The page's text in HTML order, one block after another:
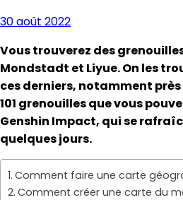
30 août 2022
Vous trouverez des
Mondstadt et Liyue. On les
ces derniers, notamment près
101 grenouilles que vous
Genshin Impact, qui se
quelques jours.
Comment faire une carte
Comment créer une carte du